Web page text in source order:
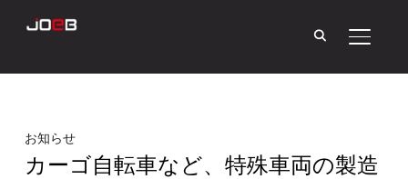
サイド
お知らせ
カーゴ自転車など、特殊車両の製造